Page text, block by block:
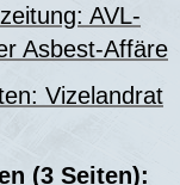
AVL-
Asbest-Affäre
Vizelandrat
(3 Seiten):